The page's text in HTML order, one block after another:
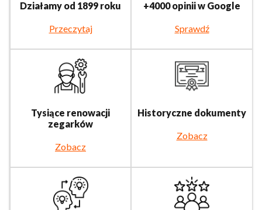
Działamy od 1899 roku
Przeczytaj
+4000 opinii w Google
Sprawdź
Tysiące renowacji
zegarków
Zobacz
Historyczne dokumenty
Zobacz